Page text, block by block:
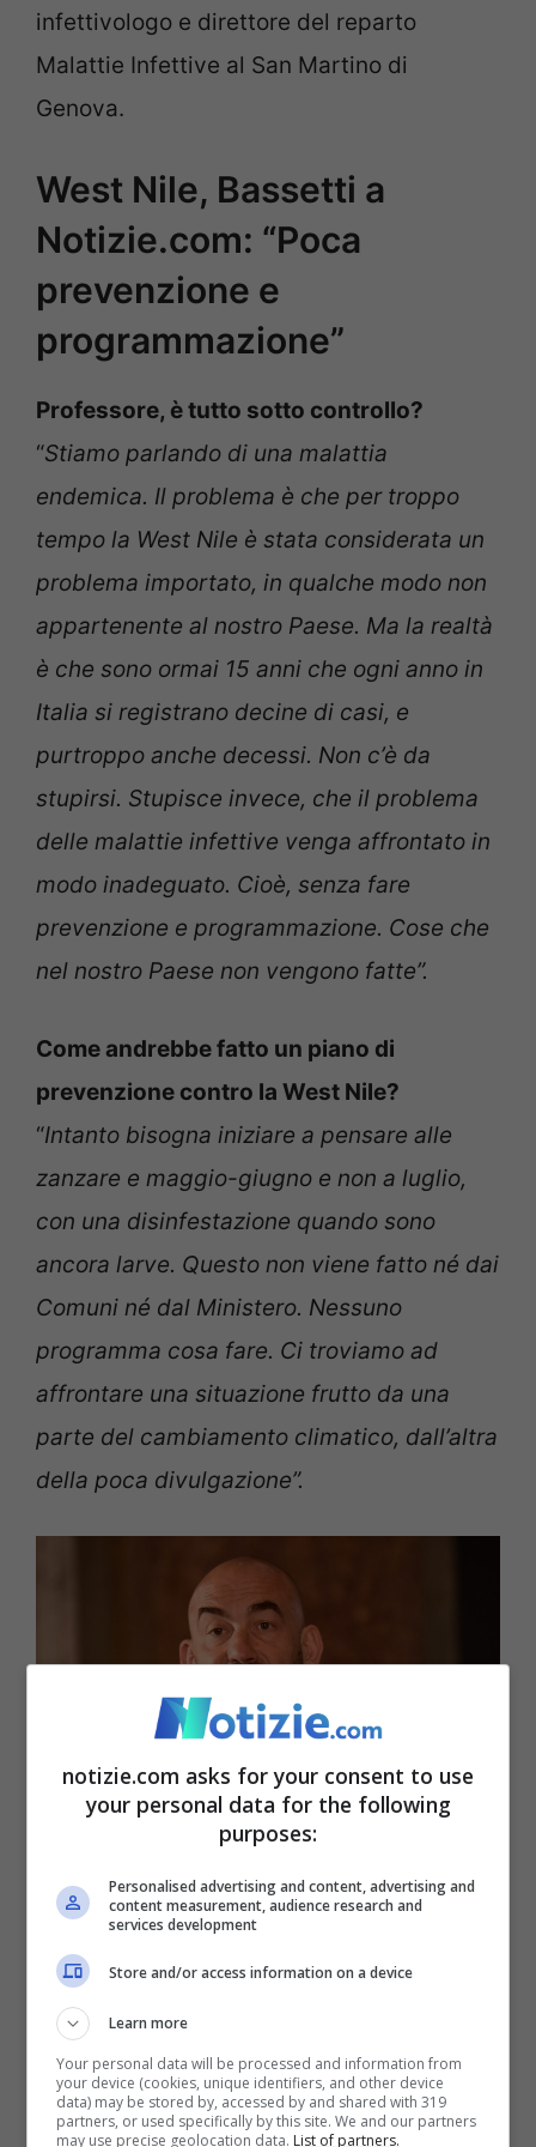
infettivologo e direttore del reparto
Malattie Infettive al San Martino di
Genova.
West Nile, Bassetti a
Notizie.com: “Poca
prevenzione e
programmazione”
Professore, è tutto sotto controllo?
“Stiamo parlando di una malattia
endemica. Il problema è che per troppo
tempo la West Nile è stata considerata un
problema importato, in qualche modo non
appartenente al nostro Paese. Ma la realtà
è che sono ormai 15 anni che ogni anno in
Italia si registrano decine di casi, e
purtroppo anche decessi. Non c’è da
stupirsi. Stupisce invece, che il problema
delle malattie infettive venga affrontato in
modo inadeguato. Cioè, senza fare
prevenzione e programmazione. Cose che
nel nostro Paese non vengono fatte”.
Come andrebbe fatto un piano di
prevenzione contro la West Nile?
“Intanto bisogna iniziare a pensare alle
zanzare e maggio-giugno e non a luglio,
con una disinfestazione quando sono
ancora larve. Questo non viene fatto né dai
Comuni né dal Ministero. Nessuno
programma cosa fare. Ci troviamo ad
affrontare una situazione frutto da una
parte del cambiamento climatico, dall’altra
della poca divulgazione”.
West Nile, Bassetti a Notizie.com: “Poca prevenzione e
programmazione” (Ansa Foto) – notizie.com
Si riferisce alla poca informazione?
Io ieri ho pubblicato un video sui social nel
quale dicevo che bisogna evitare di farsi
pungere dalle zanzare, soprattutto le
notizie.com asks for your consent to use
your personal data for the following
purposes:
Personalised advertising and content, advertising and
content measurement, audience research and
services development
Store and/or access information on a device
Learn more
Your personal data will be processed and information from
your device (cookies, unique identifiers, and other device
data) may be stored by, accessed by and shared with 319
partners, or used specifically by this site. We and our partners
may use precise geolocation data. List of partners.